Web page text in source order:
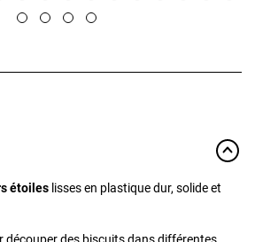
étoiles lisses en plastique dur, solide et
découper des biscuits dans différentes